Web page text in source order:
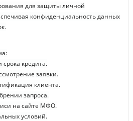
для защиты личной
конфиденциальность данных
кредита.
заявки.
клиента.
запроса.
на сайте МФО.
условий.